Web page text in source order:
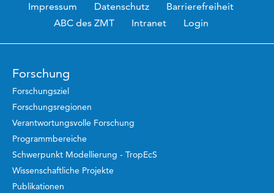
Impressum Datenschutz
Barrierefreiheit
ABC des ZMT
Intranet Login
Forschung
Forschungsziel
Forschungsregionen
Verantwortungsvolle Forschung
Programmbereiche
Schwerpunkt Modellierung - TropEcS
Wissenschaftliche Projekte
Publikationen